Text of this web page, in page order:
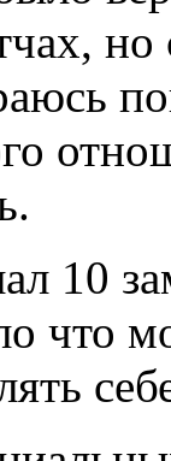
но
10
что